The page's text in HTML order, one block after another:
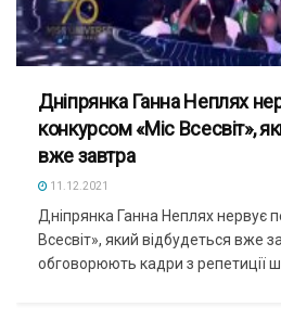
Дніпрянка Ганна Неплях
конкурсом «Міс Всесвіт»,
вже завтра
11.12.2021
Дніпрянка Ганна Неплях нервує
Всесвіт», який відбудеться вже
обговорюють кадри з репетиції